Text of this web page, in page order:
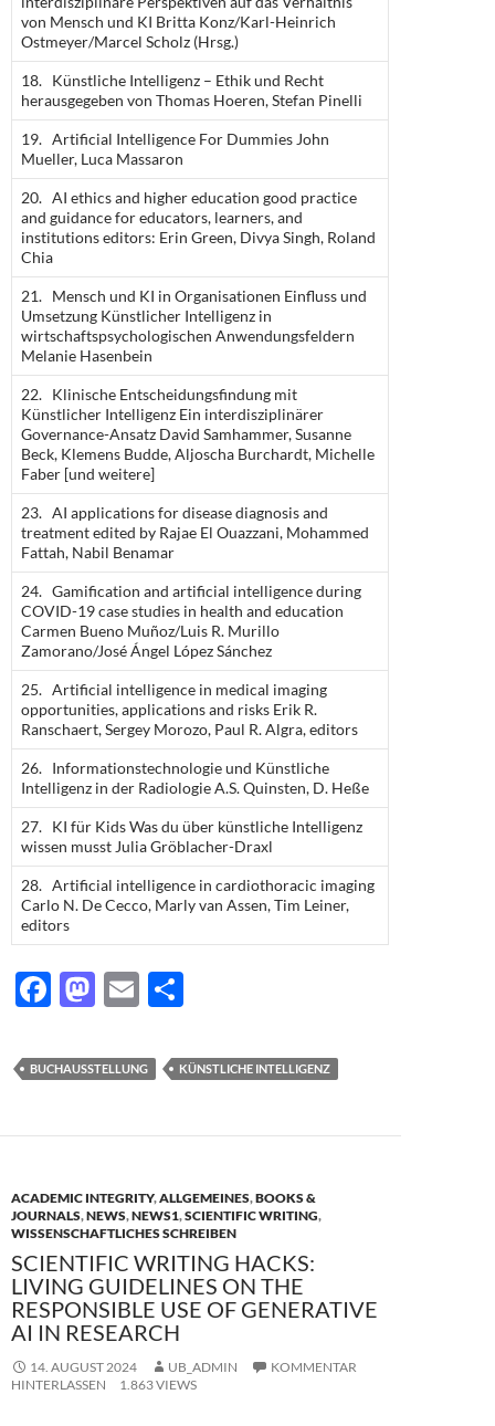
von Mensch und KI Britta Konz/Karl-Heinrich
Ostmeyer/Marcel Scholz (Hrsg.)
18. Künstliche Intelligenz – Ethik und Recht
herausgegeben von Thomas Hoeren, Stefan Pinelli
19. Artificial Intelligence For Dummies John
Mueller, Luca Massaron
20. AI ethics and higher education good practice
and guidance for educators, learners, and
institutions editors: Erin Green, Divya Singh, Roland
Chia
21. Mensch und KI in Organisationen Einfluss und
Umsetzung Künstlicher Intelligenz in
wirtschaftspsychologischen Anwendungsfeldern
Melanie Hasenbein
22. Klinische Entscheidungsfindung mit
Künstlicher Intelligenz Ein interdisziplinärer
Governance-Ansatz David Samhammer, Susanne
Beck, Klemens Budde, Aljoscha Burchardt, Michelle
Faber [und weitere]
23. AI applications for disease diagnosis and
treatment edited by Rajae El Ouazzani, Mohammed
Fattah, Nabil Benamar
24. Gamification and artificial intelligence during
COVID-19 case studies in health and education
Carmen Bueno Muñoz/Luis R. Murillo
Zamorano/José Ángel López Sánchez
25. Artificial intelligence in medical imaging
opportunities, applications and risks Erik R.
Ranschaert, Sergey Morozo, Paul R. Algra, editors
26. Informationstechnologie und Künstliche
Intelligenz in der Radiologie A.S. Quinsten, D. Heße
27. KI für Kids Was du über künstliche Intelligenz
wissen musst Julia Gröblacher-Draxl
28. Artificial intelligence in cardiothoracic imaging
Carlo N. De Cecco, Marly van Assen, Tim Leiner,
editors
F
e
b
o
k
M
to
d
o
E
ail le
n
BUCHAUSSTELLUNG KÜNSTLICHE INTELLIGENZ
ACADEMIC INTEGRITY,ALLGEMEINES,BOOKS &
JOURNALS,NEWS,NEWS1,SCIENTIFIC WRITING,
WISSENSCHAFTLICHES SCHREIBEN
SCIENTIFIC WRITING HACKS:
LIVING GUIDELINES ON THE
RESPONSIBLE USE OF GENERATIVE
AI IN RESEARCH
14. AUGUST 2024 UB_ADMIN
KOMMENTAR
HINTERLASSEN
1.863 VIEWS